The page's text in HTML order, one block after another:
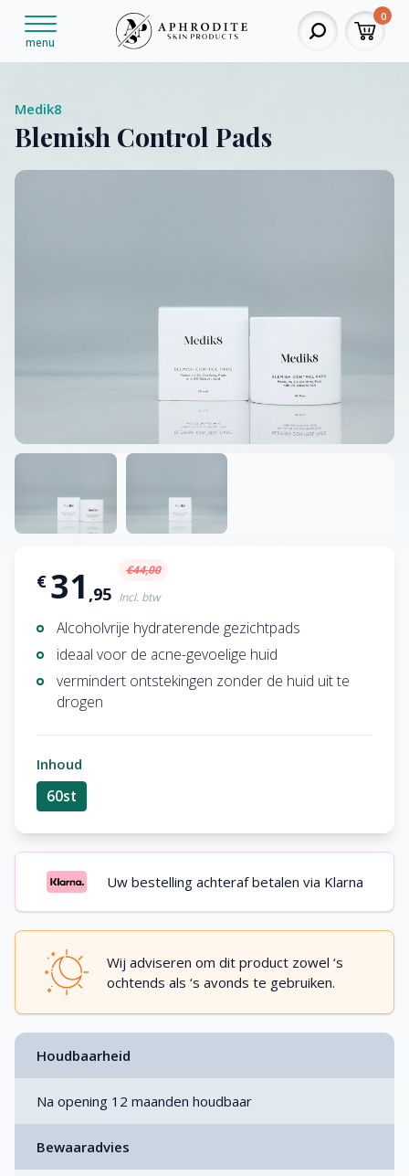
menu
0
Medik8
Blemish Control Pads
€ 31 ,95
€44,00
Incl. btw
Alcoholvrije hydraterende gezichtpads
ideaal voor de acne-gevoelige huid
vermindert ontstekingen zonder de huid uit te
drogen
Inhoud
60st
Uw bestelling achteraf betalen via Klarna
Wij adviseren om dit product zowel ‘s
ochtends als ‘s avonds te gebruiken.
Houdbaarheid
Na opening 12 maanden houdbaar
Bewaaradvies